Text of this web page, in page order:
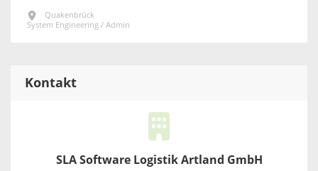
Quakenbrück
System Engineering / Admin
Kontakt
SLA Software Logistik Artland GmbH